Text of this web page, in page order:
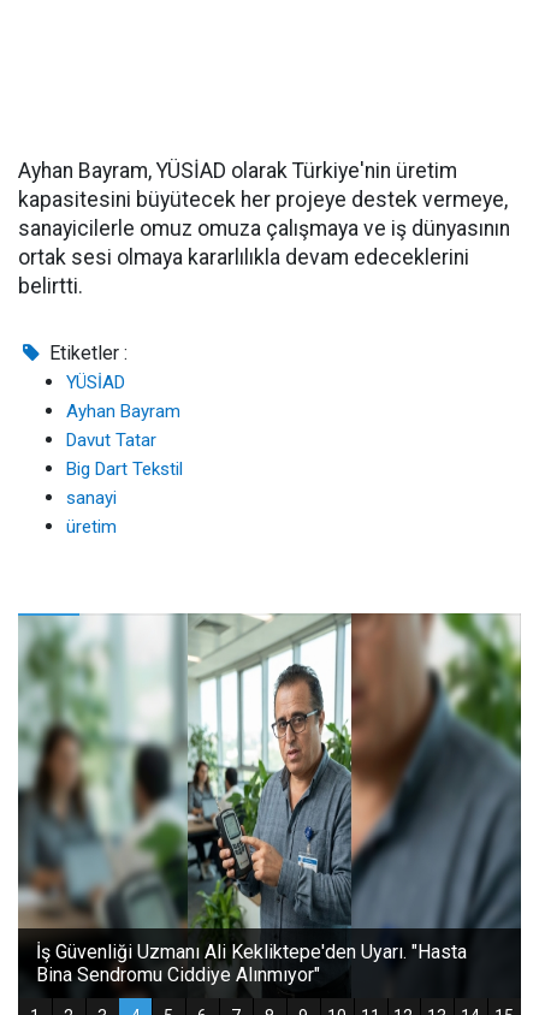
Ayhan Bayram, YÜSİAD olarak Türkiye'nin üretim
kapasitesini büyütecek her projeye destek vermeye,
sanayicilerle omuz omuza çalışmaya ve iş dünyasının
ortak sesi olmaya kararlılıkla devam edeceklerini
belirtti.
Etiketler :
YÜSİAD
Ayhan Bayram
Davut Tatar
Big Dart Tekstil
sanayi
üretim